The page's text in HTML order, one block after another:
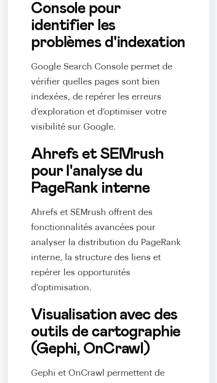
Console pour
identifier les
problèmes d'indexation
Google Search Console permet de
vérifier quelles pages sont bien
indexées, de repérer les erreurs
d’exploration et d’optimiser votre
visibilité sur Google.
Ahrefs et SEMrush
pour l'analyse du
PageRank interne
Ahrefs et SEMrush offrent des
fonctionnalités avancées pour
analyser la distribution du PageRank
interne, la structure des liens et
repérer les opportunités
d’optimisation.
Visualisation avec des
outils de cartographie
(Gephi, OnCrawl)
Gephi et OnCrawl permettent de